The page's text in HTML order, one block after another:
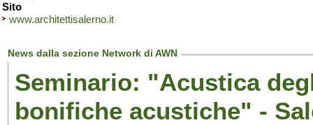
Sito
www.architettisalerno.it
News dalla sezione Network di AWN
Seminario: "Acustica
bonifiche acustiche" -